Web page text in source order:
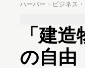
ハーバー・ビジネス
「建
の自由